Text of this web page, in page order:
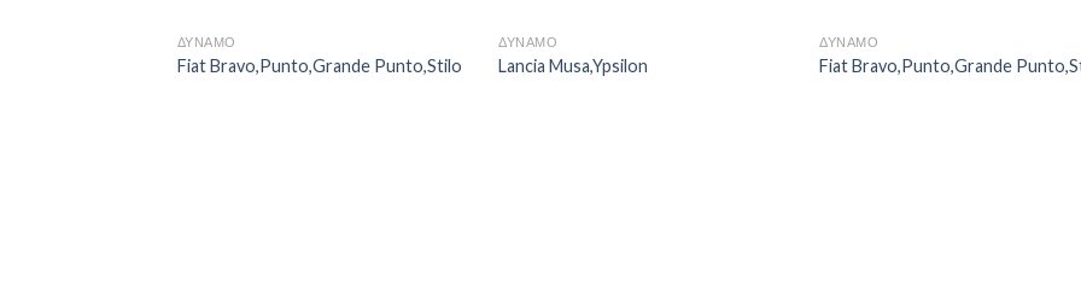
ΔΥΝΑΜΟ
Fiat Bravo,Punto,Grande Punto,Stilo
ΔΥΝΑΜΟ
Lancia Musa,Ypsilon
ΔΥΝΑΜΟ
Fiat Bravo,Punto,Grande